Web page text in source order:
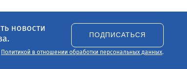
новости
ПОДПИСАТЬСЯ
Политикой в отношении обработки персональных данных.